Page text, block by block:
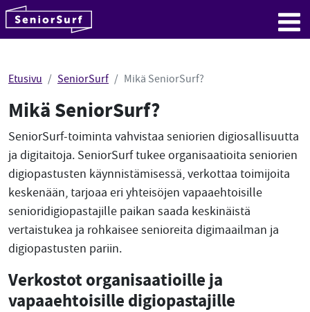
Hyppää sisältöön
Etusivu SeniorSurf Mikä SeniorSurf?
Mikä SeniorSurf?
SeniorSurf-toiminta vahvistaa seniorien digiosallisuutta
ja digitaitoja. SeniorSurf tukee organisaatioita seniorien
digiopastusten käynnistämisessä, verkottaa toimijoita
keskenään, tarjoaa eri yhteisöjen vapaaehtoisille
senioridigiopastajille paikan saada keskinäistä
vertaistukea ja rohkaisee senioreita digimaailman ja
digiopastusten pariin.
Verkostot organisaatioille ja
vapaaehtoisille digiopastajille